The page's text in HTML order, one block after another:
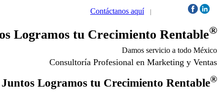
Contáctanos aquí |
Logramos tu Crecimiento Rentable®
Damos servicio a todo México
Consultoría Profesional en Marketing y Ventas
Juntos Logramos tu Crecimiento Rentable®